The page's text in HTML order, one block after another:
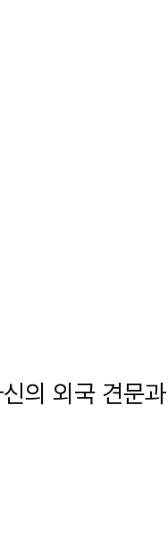
의 외국 견문